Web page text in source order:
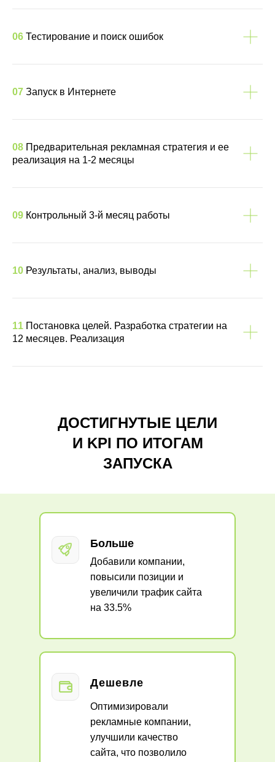
06 Тестирование и поиск ошибок
07 Запуск в Интернете
08 Предварительная рекламная стратегия и ее
реализация на 1-2 месяцы
09 Контрольный 3-й месяц работы
10 Результаты, анализ, выводы
11 Постановка целей. Разработка стратегии на
12 месяцев. Реализация
ДОСТИГНУТЫЕ ЦЕЛИ
И KPI ПО ИТОГАМ
ЗАПУСКА
Больше
Добавили компании,
повысили позиции и
увеличили трафик сайта
на 33.5%
Дешевле
Оптимизировали
рекламные компании,
улучшили качество
сайта, что позволило